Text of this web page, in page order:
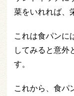
菜をいれれば、
これは食パン
してみると意外
す。
これから、食パ